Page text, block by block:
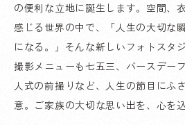
の便利な立地に誕生します。空間、
感じる世界の中で、「人生の大切な
になる。」そんな新しいフォトスタ
撮影メニューも七五三、バースデー
人式の前撮りなど、人生の節目にふ
意。ご家族の大切な思い出を、心を